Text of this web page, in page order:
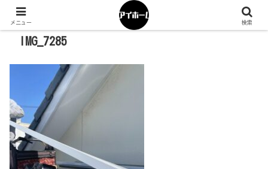
IMG_7285
メニュー 検索